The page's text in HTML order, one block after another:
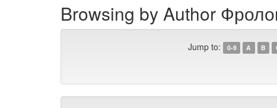
Browsing by Author
Jump to: 0-9 A B